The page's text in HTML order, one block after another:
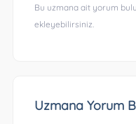
Bu uzmana ait yorum
ekleyebilirsiniz.
Uzmana Yorum